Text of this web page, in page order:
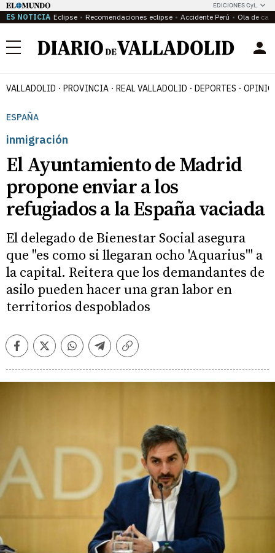
EDICIONES CyL
ES NOTICIA Eclipse Recomendaciones eclipse Accidente Perú Ola de
Menú
VALLADOLID PROVINCIA REAL VALLADOLID DEPORTES
ESPAÑA
inmigración
El Ayuntamiento de Madrid
propone enviar a los
refugiados a la España vaciada
El delegado de Bienestar Social asegura
que "es como si llegaran ocho 'Aquarius'" a
la capital. Reitera que los demandantes de
asilo pueden hacer una gran labor en
territorios despoblados
FacebookTwitterWhatsappTelegramCopiar